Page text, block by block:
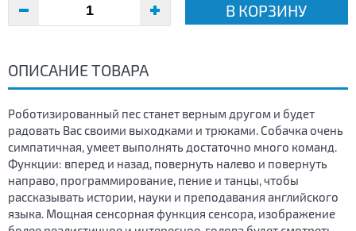
В КОРЗИНУ
ОПИСАНИЕ ТОВАРА
Роботизированный пес станет верным другом и будет
радовать Вас своими выходками и трюками. Собачка очень
симпатичная, умеет выполнять достаточно много команд.
Функции: вперед и назад, повернуть налево и повернуть
направо, программирование, пение и танцы, чтобы
рассказывать истории, науки и преподавания английского
языка. Мощная сенсорная функция сенсора, изображение